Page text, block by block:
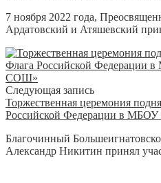
7 ноября 2022 года,
Ардатовский и Атяшевский
Следующая запись
Торжественная церемония
Российской Федерации в
Благочинный
Александр Никитин принял